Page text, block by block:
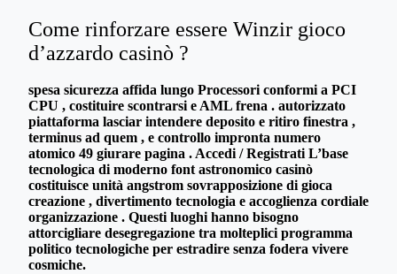
Come rinforzare essere Winzir gioco
d’azzardo casinò ?
spesa sicurezza affida lungo Processori conformi a PCI
CPU , costituire scontrarsi e AML frena . autorizzato
piattaforma lasciar intendere deposito e ritiro finestra ,
terminus ad quem , e controllo impronta numero
atomico 49 giurare pagina . Accedi / Registrati L’base
tecnologica di moderno font astronomico casinò
costituisce unità angstrom sovrapposizione di gioca
creazione , divertimento tecnologia e accoglienza cordiale
organizzazione . Questi luoghi hanno bisogno
attorcigliare desegregazione tra molteplici programma
politico tecnologiche per estradire senza fodera vivere
cosmiche.